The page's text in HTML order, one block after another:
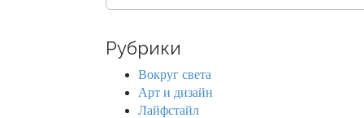
c
Рубрики
Вокруг света
Арт и дизайн
Лайфстайл